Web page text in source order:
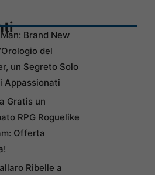
Brand New
del
un Segreto Solo
Appassionati
Gratis un
RPG Roguelike
Offerta
Ribelle a